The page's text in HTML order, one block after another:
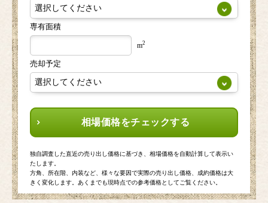
専有面積
m2
売却予定
相場価格をチェックする
独自調査した直近の売り出し価格に基づき、相場価格を自動計算して表示い
たします。
方角、所在階、内装など、様々な要因で実際の売り出し価格、成約価格は大
きく変化します。あくまでも現時点での参考価格としてご覧ください。